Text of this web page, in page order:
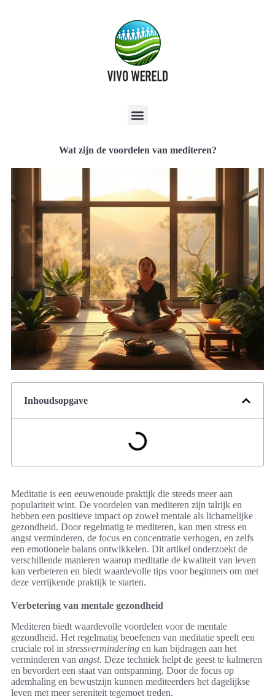
Wat zijn de voordelen van mediteren?
Inhoudsopgave
Meditatie is een eeuwenoude praktijk die steeds meer aan
populariteit wint. De voordelen van mediteren zijn talrijk en
hebben een positieve impact op zowel mentale als lichamelijke
gezondheid. Door regelmatig te mediteren, kan men stress en
angst verminderen, de focus en concentratie verhogen, en zelfs
een emotionele balans ontwikkelen. Dit artikel onderzoekt de
verschillende manieren waarop meditatie de kwaliteit van leven
kan verbeteren en biedt waardevolle tips voor beginners om met
deze verrijkende praktijk te starten.
Verbetering van mentale gezondheid
Mediteren biedt waardevolle voordelen voor de mentale
gezondheid. Het regelmatig beoefenen van meditatie speelt een
cruciale rol in stressvermindering en kan bijdragen aan het
verminderen van angst. Deze techniek helpt de geest te kalmeren
en bevordert een staat van ontspanning. Door de focus op
ademhaling en bewustzijn kunnen mediteerders het dagelijkse
leven met meer sereniteit tegemoet treden.